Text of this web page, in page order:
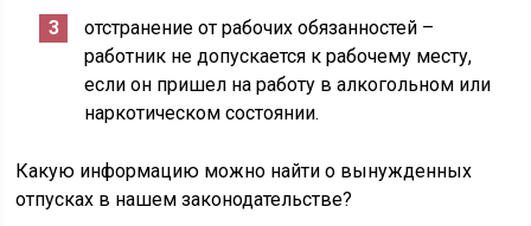
отстранение от рабочих обязанностей –
работник не допускается к рабочему месту,
если он пришел на работу в алкогольном или
наркотическом состоянии.
Какую информацию можно найти о вынужденных
отпусках в нашем законодательстве?